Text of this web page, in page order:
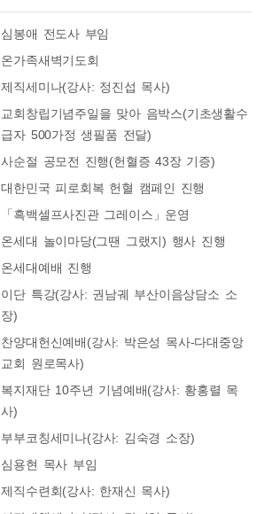
심봉애 전도사 부임
온가족새벽기도회
제직세미나(강사: 정진섭 목사)
교회창립기념주일을 맞아 음박스(기초생활수
급자 500가정 생필품 전달)
사순절 공모전 진행(헌혈증 43장 기증)
대한민국 피로회복 헌혈 캠페인 진행
「흑백셀프사진관 그레이스」운영
온세대 놀이마당(그땐 그랬지) 행사 진행
온세대예배 진행
이단 특강(강사: 권남궤 부산이음상담소 소
장)
찬양대헌신예배(강사: 박은성 목사-다대중앙
교회 원로목사)
복지재단 10주년 기념예배(강사: 황홍렬 목
사)
부부코칭세미나(강사: 김숙경 소장)
심용현 목사 부임
제직수련회(강사: 한재신 목사)